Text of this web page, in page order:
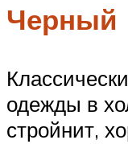
Черный
одежды в
стройнит,